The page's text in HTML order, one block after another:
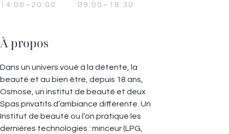
14:00–20:00
09:00–18:30
À propos
Dans un univers voué à la détente, la
beauté et au bien être, depuis 18 ans,
Osmose, un institut de beauté et deux
Spas privatifs d’ambiance différente. Un
Institut de beauté ou l’on pratique les
dernières technologies : minceur (LPG,